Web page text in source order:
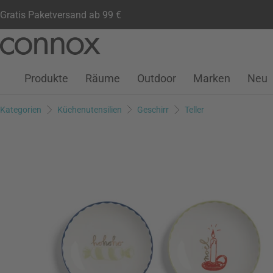
Gratis Paketversand ab 99 €
Seiteninhalt
Suchfeld
Kundenkonto
Wunschliste
Warenkorb
Produkte Räume Outdoor Marken Neu
Kategorien Küchenutensilien Geschirr Teller